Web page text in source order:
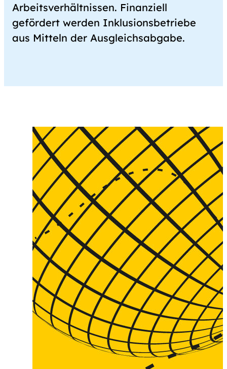
Arbeitsverhältnissen. Finanziell
gefördert werden Inklusionsbetriebe
aus Mitteln der Ausgleichsabgabe.